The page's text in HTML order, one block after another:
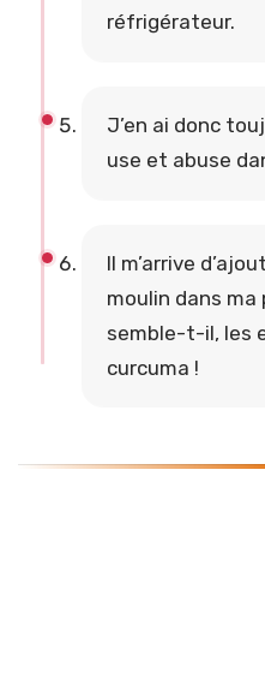
réfrigérateur.
J’en ai donc
use et abuse
Il m’arrive
moulin dans
semble-t-il, les
curcuma !